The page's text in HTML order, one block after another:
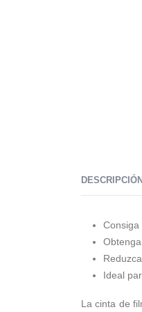
Consiga
Ideal
La cinta de